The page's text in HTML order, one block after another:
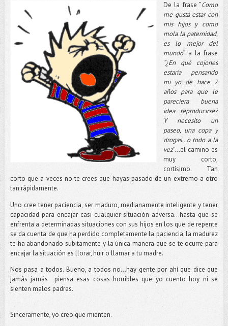
De la frase ”Como
me gusta estar con
mis hijos y como
mola la paternidad,
es lo mejor del
mundo” a la frase
“¿En qué cojones
estaría pensando
mi yo de hace 7
años para que le
pareciera buena
idea reproducirse?
Y necesito un
paseo, una copa y
drogas…o todo a la
vez”…el camino es
muy corto,
cortísimo. Tan
corto que a veces no te crees que hayas pasado de un extremo a otro
tan rápidamente.
Uno cree tener paciencia, ser maduro, medianamente inteligente y tener
capacidad para encajar casi cualquier situación adversa…hasta que se
enfrenta a determinadas situaciones con sus hijos en los que de repente
se da cuenta de que ha perdido completamente la paciencia, la madurez
te ha abandonado súbitamente y la única manera que se te ocurre para
encajar la situación es llorar, huir o llamar a tu madre.
Nos pasa a todos. Bueno, a todos no…hay gente por ahí que dice que
jamás jamás
piensa esas cosas horribles que yo cuento hoy ni se
sienten malos padres.
Sinceramente, yo creo que mienten.